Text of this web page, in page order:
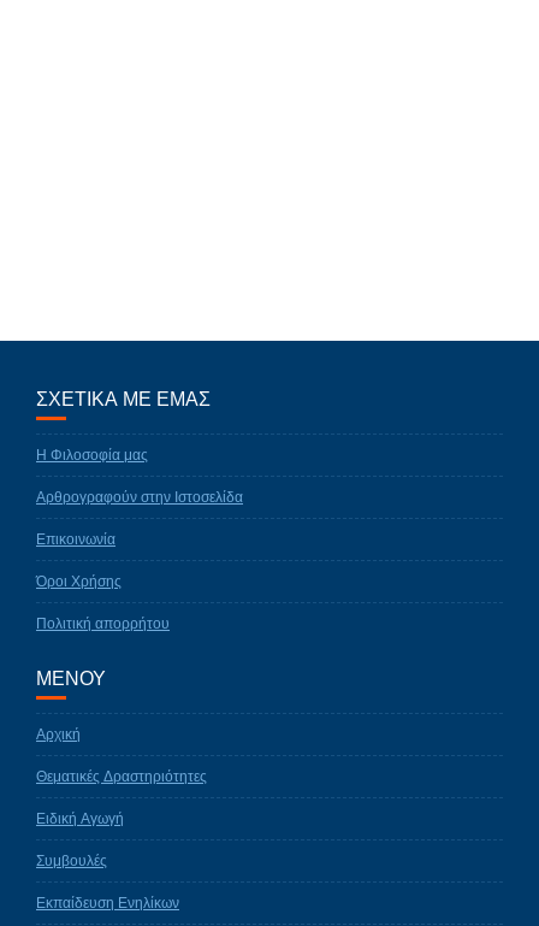
ΣΧΕΤΙΚΑ ΜΕ ΕΜΑΣ
Η Φιλοσοφία μας
Αρθρογραφούν στην Ιστοσελίδα
Επικοινωνία
Όροι Χρήσης
Πολιτική απορρήτου
ΜΕΝΟΥ
Αρχική
Θεματικές Δραστηριότητες
Ειδική Αγωγή
Συμβουλές
Εκπαίδευση Ενηλίκων